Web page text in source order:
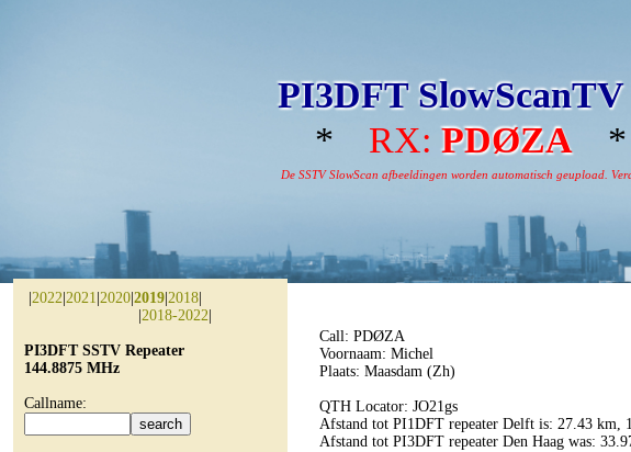
PI3DFT
*
RX: PDØZA *
De SSTV SlowScan afbeeldingen worden automatisch geupload.
2022 2021 2020 2019 2018
2018-2022
PI3DFT SSTV Repeater
144.8875 MHz
Callname:
Call: PDØZA
Voornaam: Michel
Plaats: Maasdam (Zh)
QTH Locator: JO21gs
Afstand tot PI1DFT repeater Delft is: 27.43 km,
Afstand tot PI3DFT repeater Den Haag was: